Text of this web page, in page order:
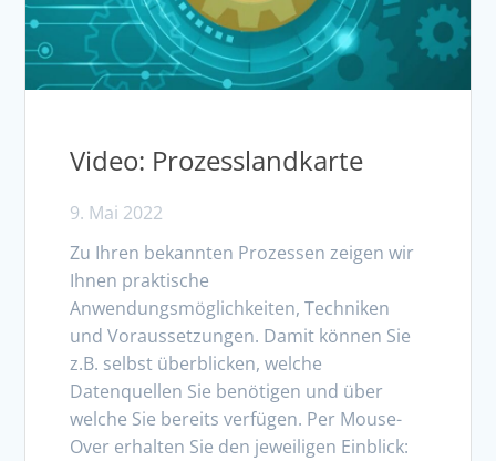
Video: Prozesslandkarte
9. Mai 2022
Zu Ihren bekannten Prozessen zeigen wir
Ihnen praktische
Anwendungsmöglichkeiten, Techniken
und Voraussetzungen. Damit können Sie
z.B. selbst überblicken, welche
Datenquellen Sie benötigen und über
welche Sie bereits verfügen. Per Mouse-
Over erhalten Sie den jeweiligen Einblick: